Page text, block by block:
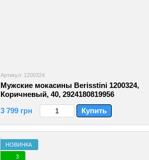
Артикул: 1200324
Мужские мокасины Berisstini 1200324,
Коричневый, 40, 2924180819956
3 799 грн
Купить
НОВИНКА
3